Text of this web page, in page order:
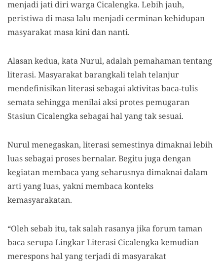
menjadi jati diri warga Cicalengka. Lebih jauh,
peristiwa di masa lalu menjadi cerminan kehidupan
masyarakat masa kini dan nanti.
Alasan kedua, kata Nurul, adalah pemahaman tentang
literasi. Masyarakat barangkali telah telanjur
mendefinisikan literasi sebagai aktivitas baca-tulis
semata sehingga menilai aksi protes pemugaran
Stasiun Cicalengka sebagai hal yang tak sesuai.
Nurul menegaskan, literasi semestinya dimaknai lebih
luas sebagai proses bernalar. Begitu juga dengan
kegiatan membaca yang seharusnya dimaknai dalam
arti yang luas, yakni membaca konteks
kemasyarakatan.
“Oleh sebab itu, tak salah rasanya jika forum taman
baca serupa Lingkar Literasi Cicalengka kemudian
merespons hal yang terjadi di masyarakat